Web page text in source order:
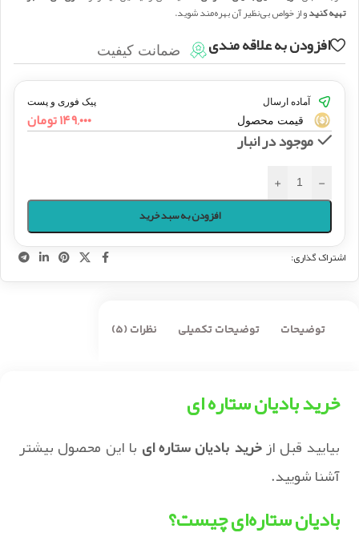
تهیه کنیدو از خواص بی‌نظیر آن بهره‌مند شوید.
افزودن به علاقه مندی ضمانت کیفیت
آماده ارسال پیک فوری و پست
قیمت محصول ۱۴۹,۰۰۰تومان
موجود در انبار
-
+
افزودن به سبد خرید
اشتراک گذاری:
توضیحات توضیحات تکمیلی نظرات (5)
خرید بادیان ستاره ای
بیایید قبل ازخرید بادیان ستاره ای با این محصول بیشتر
آشنا شویید.
بادیان ستاره‌ای چیست؟